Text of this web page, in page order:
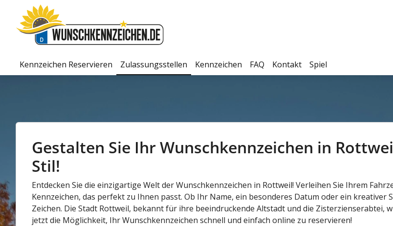
Kennzeichen Reservieren Zulassungsstellen Kennzeichen FAQ Kontakt Spiel
Gestalten Sie Ihr Wunschkennzeichen in
Stil!
Entdecken Sie die einzigartige Welt der Wunschkennzeichen in Rottweil! Verleihen Sie Ihrem
Kennzeichen, das perfekt zu Ihnen passt. Ob Ihr Name, ein besonderes Datum oder ein kreativer
Zeichen. Die Stadt Rottweil, bekannt für ihre beeindruckende Altstadt und die Zisterzienserabtei,
jetzt die Möglichkeit, Ihr Wunschkennzeichen schnell und einfach online zu reservieren!